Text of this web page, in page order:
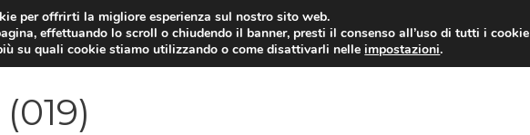
VIDEOGIOCHI NEWS RECENSIONI
per offrirti la migliore esperienza sul nostro sito web.
effettuando lo scroll o chiudendo il banner, presti il consenso all’uso di tutti i cookie
su quali cookie stiamo utilizzando o come disattivarli nelleimpostazioni.